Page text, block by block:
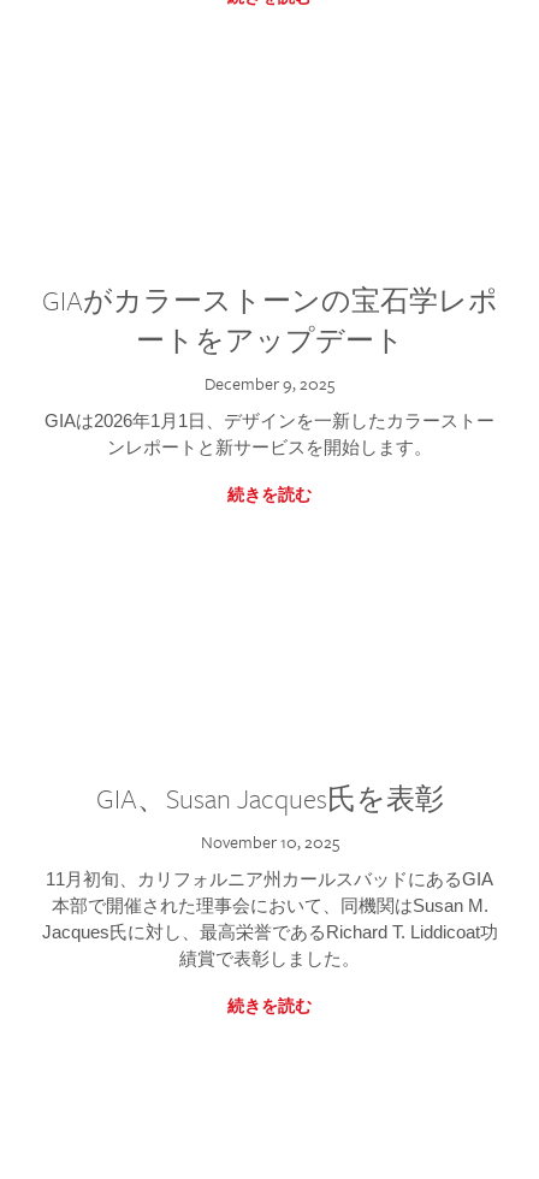
GIAがカラーストーンの宝石学レポ
ートをアップデート
December 9, 2025
GIAは2026年1月1日、デザインを一新したカラーストー
ンレポートと新サービスを開始します。
続きを読む
GIA、Susan Jacques氏を表彰
November 10, 2025
11月初旬、カリフォルニア州カールスバッドにあるGIA
本部で開催された理事会において、同機関はSusan M.
Jacques氏に対し、最高栄誉であるRichard T. Liddicoat功
績賞で表彰しました。
続きを読む